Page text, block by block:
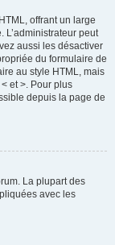
offrant un large
L’administrateur peut
aussi les désactiver
du formulaire de
au style HTML, mais
et >. Pour plus
depuis la page de
La plupart des
avec les